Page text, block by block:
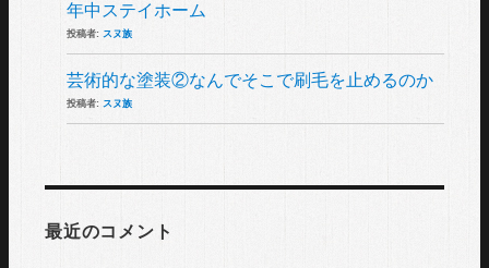
年中ステイホーム
投稿者:スヌ族
芸術的な塗装②なんでそこで刷毛を止めるのか
投稿者:スヌ族
最近のコメント